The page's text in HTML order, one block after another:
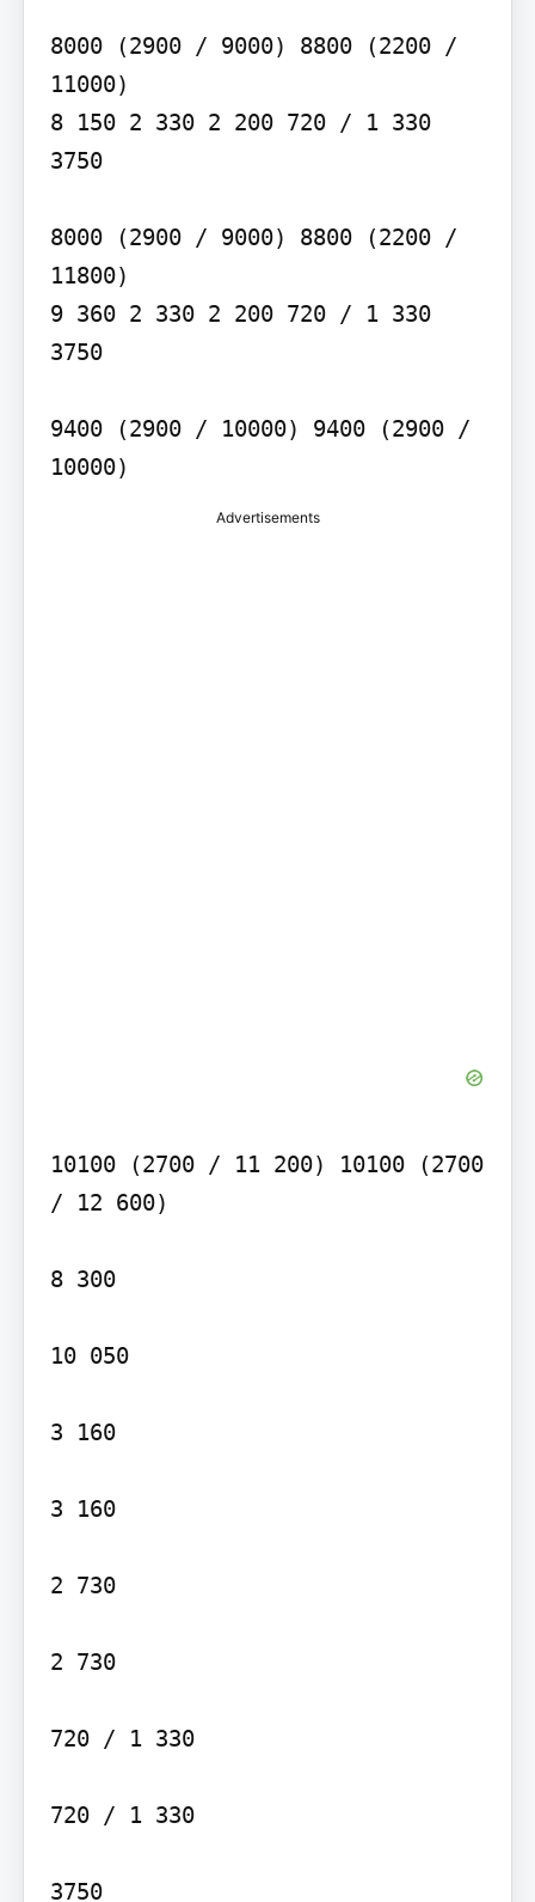
8000 (2900 / 9000) 8800 (2200 /
11000)
8 150 2 330 2 200 720 / 1 330
3750
8000 (2900 / 9000) 8800 (2200 /
11800)
9 360 2 330 2 200 720 / 1 330
3750
9400 (2900 / 10000) 9400 (2900 /
10000)
Advertisements
10100 (2700 / 11 200) 10100 (2700
/ 12 600)
8 300
10 050
3 160
3 160
2 730
2 730
720 / 1 330
720 / 1 330
3750